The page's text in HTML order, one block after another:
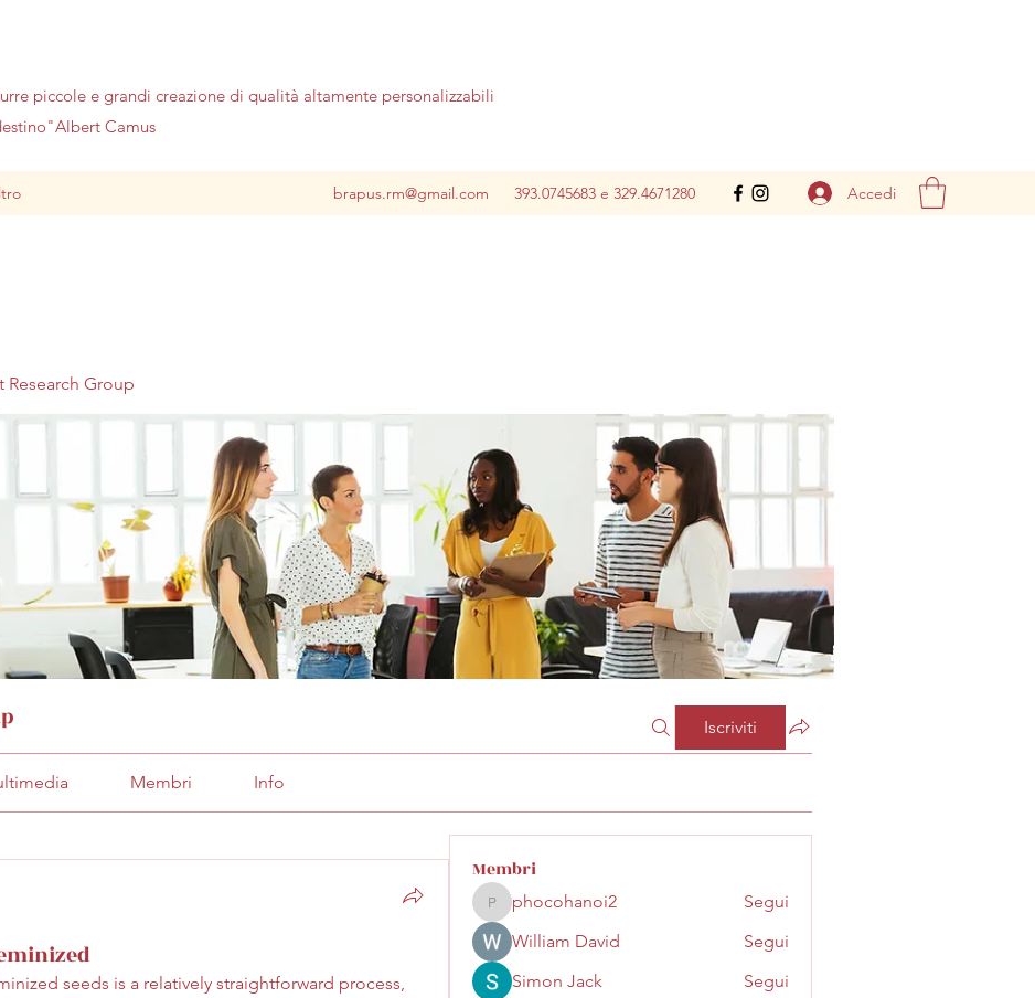
piccole e grandi creazione di qualità altamente personalizzabili
Camus
brapus.rm@gmail.com 393.0745683 e 329.4671280 Accedi
Research Group
Iscriviti
Membri Info
seeds is a relatively straightforward process,
Membri
phocohanoi2
phocohanoi2
Segui
William David
Segui
Simon Jack
Segui